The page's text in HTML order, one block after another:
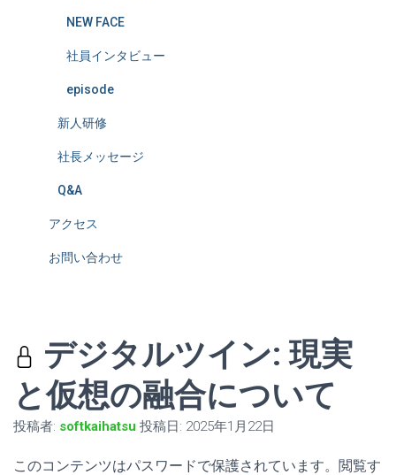
NEW FACE
社員インタビュー
episode
新人研修
社長メッセージ
Q&A
アクセス
お問い合わせ
デジタルツイン: 現実
と仮想の融合について
投稿者: softkaihatsu 投稿日: 2025年1月22日
このコンテンツはパスワードで保護されています。閲覧す